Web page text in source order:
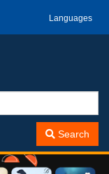
Languages
Search